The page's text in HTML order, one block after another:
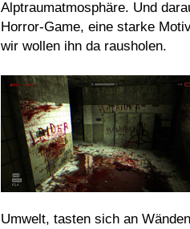
Alptraumatmosphäre. Und
Horror-Game, eine starke
wir wollen ihn da rausholen.
Umwelt, tasten sich an